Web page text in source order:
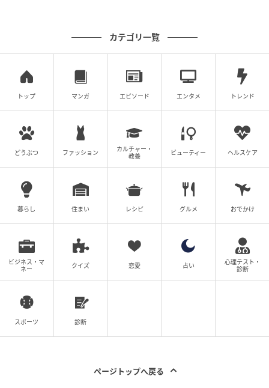
エプスタイン文書でマスコミが騒いでいた2月にもパームビーチへ。会社の
SNSアカウントにもその様子が投稿されている。 courtesy of Banda via
Instagram
ちなみに先週後半、エドアルドは帰国しイギリスで過
ごした。金曜日には、ベアトリス王女と共にノッティ
ングヒルの寿司レストランに食事に出かけるところを
目撃された。ディナーデートは心の距離を狭めたいと
カテゴリ一覧
トップ マンガ エピソード エンタメ トレンド
どうぶつ ファッション
カルチャー・
教養
ビューティー ヘルスケア
暮らし 住まい レシピ グルメ おでかけ
ビジネス・マ
ネー
クイズ 恋愛 占い
心理テスト・
診断
スポーツ 診断
ページトップへ戻る